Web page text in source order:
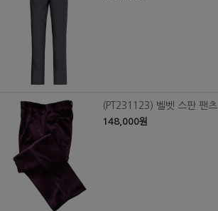
(PT231123) 벨벳 스판 팬츠
148,000원